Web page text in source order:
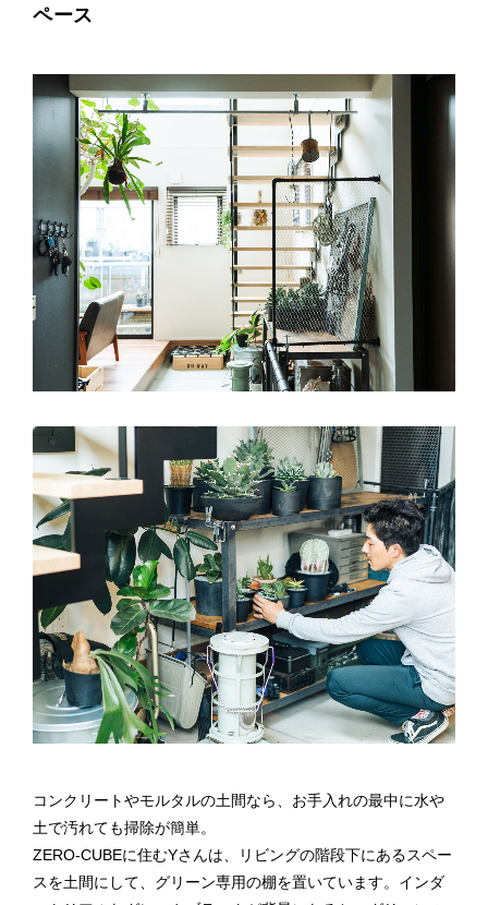
ペース
コンクリートやモルタルの土間なら、お手入れの最中に水や
土で汚れても掃除が簡単。
ZERO-CUBEに住むYさんは、リビングの階段下にあるスペー
スを土間にして、グリーン専用の棚を置いています。インダ